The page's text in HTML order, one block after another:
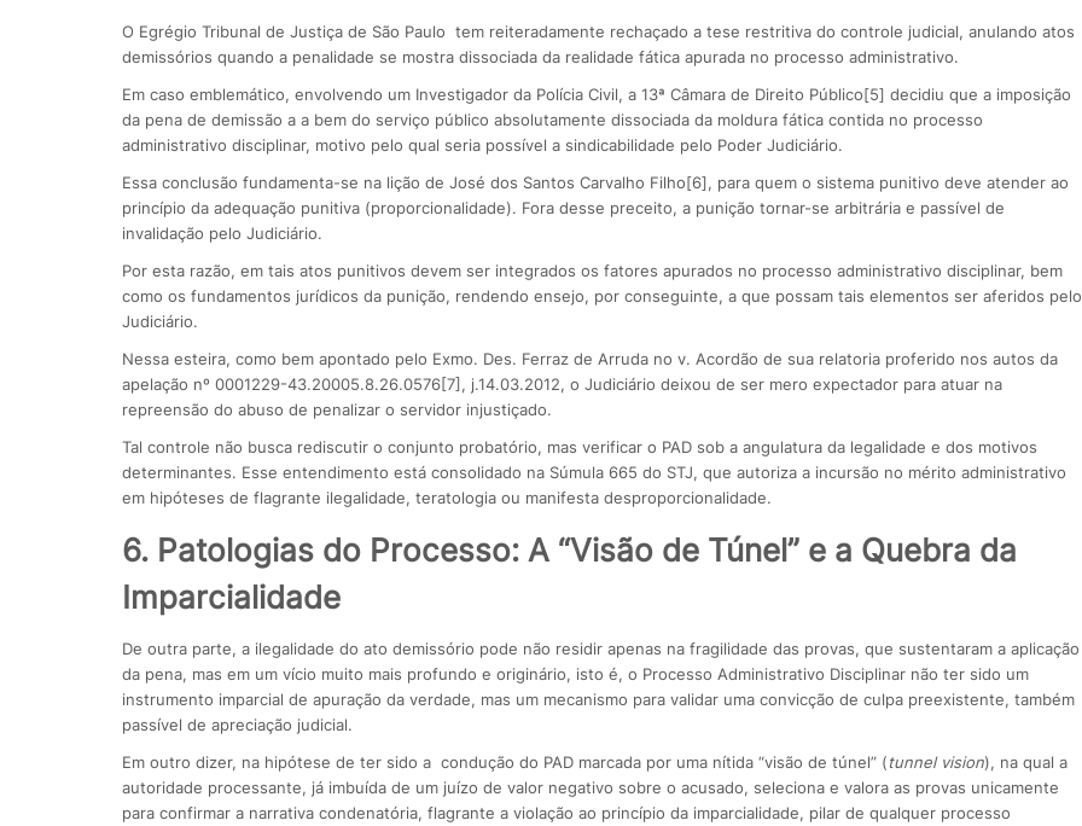
O Egrégio Tribunal de Justiça de São Paulo tem reiteradamente rechaçado a tese restritiva do controle judicial, anulando atos
demissórios quando a penalidade se mostra dissociada da realidade fática apurada no processo administrativo.
Em caso emblemático, envolvendo um Investigador da Polícia Civil, a 13ª Câmara de Direito Público[5] decidiu que a imposição
da pena de demissão a a bem do serviço público absolutamente dissociada da moldura fática contida no processo
administrativo disciplinar, motivo pelo qual seria possível a sindicabilidade pelo Poder Judiciário.
Essa conclusão fundamenta-se na lição de José dos Santos Carvalho Filho[6], para quem o sistema punitivo deve atender ao
princípio da adequação punitiva (proporcionalidade). Fora desse preceito, a punição tornar-se arbitrária e passível de
invalidação pelo Judiciário.
Por esta razão, em tais atos punitivos devem ser integrados os fatores apurados no processo administrativo disciplinar, bem
como os fundamentos jurídicos da punição, rendendo ensejo, por conseguinte, a que possam tais elementos ser aferidos pelo
Judiciário.
Nessa esteira, como bem apontado pelo Exmo. Des. Ferraz de Arruda no v. Acordão de sua relatoria proferido nos autos da
apelação nº 0001229-43.20005.8.26.0576[7], j.14.03.2012, o Judiciário deixou de ser mero expectador para atuar na
repreensão do abuso de penalizar o servidor injustiçado.
Tal controle não busca rediscutir o conjunto probatório, mas verificar o PAD sob a angulatura da legalidade e dos motivos
determinantes. Esse entendimento está consolidado na Súmula 665 do STJ, que autoriza a incursão no mérito administrativo
em hipóteses de flagrante ilegalidade, teratologia ou manifesta desproporcionalidade.
6. Patologias do Processo: A “Visão de Túnel” e a Quebra da
Imparcialidade
De outra parte, a ilegalidade do ato demissório pode não residir apenas na fragilidade das provas, que sustentaram a aplicação
da pena, mas em um vício muito mais profundo e originário, isto é, o Processo Administrativo Disciplinar não ter sido um
instrumento imparcial de apuração da verdade, mas um mecanismo para validar uma convicção de culpa preexistente, também
passível de apreciação judicial.
Em outro dizer, na hipótese de ter sido a condução do PAD marcada por uma nítida “visão de túnel” (tunnel vision), na qual a
autoridade processante, já imbuída de um juízo de valor negativo sobre o acusado, seleciona e valora as provas unicamente
para confirmar a narrativa condenatória, flagrante a violação ao princípio da imparcialidade, pilar de qualquer processo